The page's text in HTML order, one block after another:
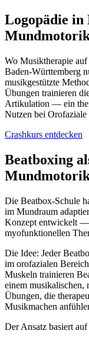
Logopädie in
Wo Musiktherapie
Baden-Württemberg
musikgestützte
Übungen trainieren
Artikulation — ein
Nutzen bei
Crashkurs entdecken
Beatboxing
Die Beatbox-Schule
im Mundraum
Konzept entwickelt —
myofunktionellen
Die Idee: Jeder
im orofazialen
Muskeln trainieren
einem musikalischen,
Übungen, die
Musikmachen
Der Ansatz basiert